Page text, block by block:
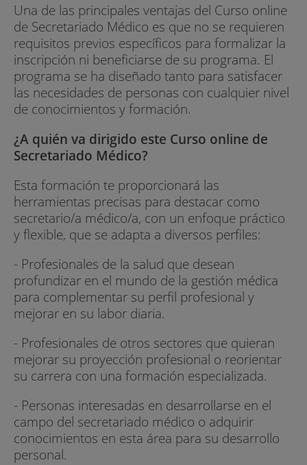
Una de las principales ventajas del Curso online
de Secretariado Médico es que no se requieren
requisitos previos específicos para formalizar la
inscripción ni beneficiarse de su programa. El
programa se ha diseñado tanto para satisfacer
las necesidades de personas con cualquier nivel
de conocimientos y formación.
¿A quién va dirigido este Curso online de
Secretariado Médico?
Esta formación te proporcionará las
herramientas precisas para destacar como
secretario/a médico/a, con un enfoque práctico
y flexible, que se adapta a diversos perfiles:
- Profesionales de la salud que desean
profundizar en el mundo de la gestión médica
para complementar su perfil profesional y
mejorar en su labor diaria.
- Profesionales de otros sectores que quieran
mejorar su proyección profesional o reorientar
su carrera con una formación especializada.
- Personas interesadas en desarrollarse en el
campo del secretariado médico o adquirir
conocimientos en esta área para su desarrollo
personal.